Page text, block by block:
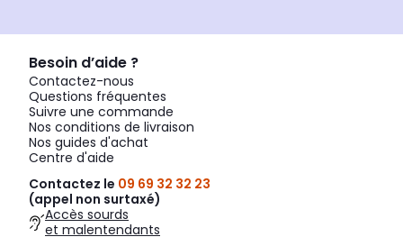
Besoin d’aide ?
Contactez-nous
Questions fréquentes
Suivre une commande
Nos conditions de livraison
Nos guides d'achat
Centre d'aide
Contactez le 09 69 32 32 23
(appel non surtaxé)
Accès sourds
et malentendants